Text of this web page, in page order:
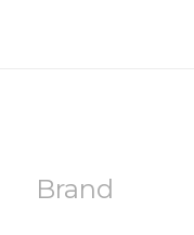
Brand